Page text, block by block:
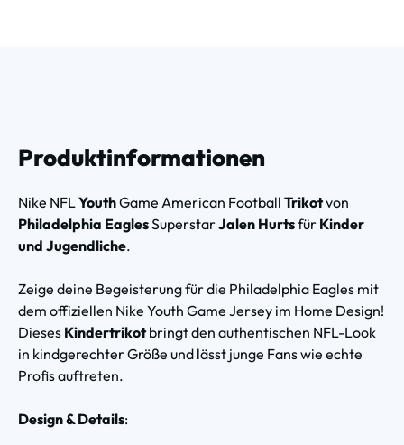
Produktinformationen
Nike NFLYouthGame American Football Trikotvon
Philadelphia EaglesSuperstarJalen Hurtsfür Kinder
und Jugendliche.
Zeige deine Begeisterung für die Philadelphia Eagles mit
dem offiziellen Nike Youth Game Jersey im Home Design!
Dieses Kindertrikotbringt den authentischen NFL-Look
in kindgerechter Größe und lässt junge Fans wie echte
Profis auftreten.
Design & Details: